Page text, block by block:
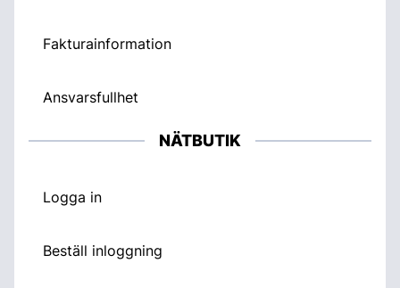
Fakturainformation
Ansvarsfullhet
NÄTBUTIK
Logga in
Beställ inloggning